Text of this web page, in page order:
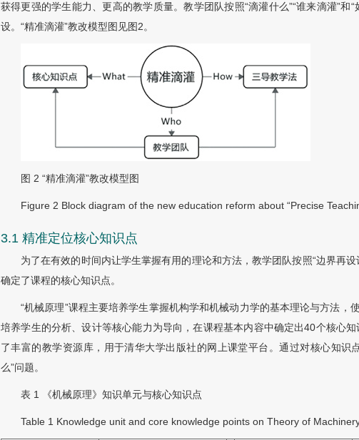
获得更强的学生能力、更高的教学质量。教学团队按照“滴灌什么”“谁来滴灌”和
设。“精准滴灌”教改模型图见图2。
图 2 “精准滴灌”教改模型图
Figure 2 Block diagram of the new education reform about “Precise
3.1 精准定位核心知识点
为了在有效的时间内让学生掌握有用的理论和方法，教学团队按照“边界再
确定了课程的核心知识点。
“机械原理”课程主要培养学生掌握机构学和机械动力学的基本理论与方法，
培养学生的分析、设计等核心能力为导向，在课程基本内容中确定出40个核心知
了丰富的教学资源库，用于清华大学出版社的网上课堂平台。通过对核心知识
么”问题。
表 1 《机械原理》知识单元与核心知识点
Table 1 Knowledge unit and core knowledge points on Theory of